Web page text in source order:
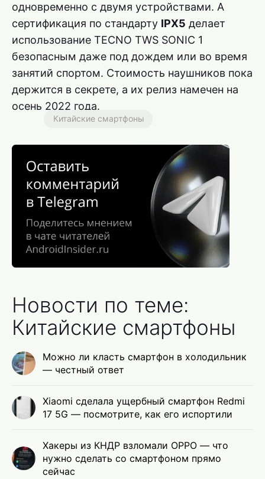
одновременно с двумя устройствами. А
сертификация по стандарту IPX5 делает
использование TECNO TWS SONIC 1
безопасным даже под дождем или во время
занятий спортом. Стоимость наушников пока
держится в секрете, а их релиз намечен на
осень 2022 года.
Китайские смартфоны
Новости по теме:
Китайские смартфоны
Можно ли класть смартфон в холодильник
— честный ответ
Xiaomi сделала ущербный смартфон Redmi
17 5G — посмотрите, как его испортили
Хакеры из КНДР взломали OPPO — что
нужно сделать со смартфоном прямо
сейчас